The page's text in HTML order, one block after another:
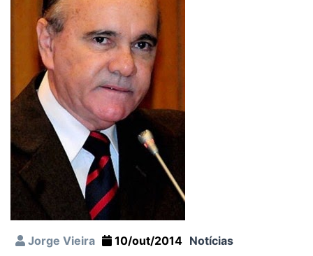
Jorge Vieira 10/out/2014 Notícias